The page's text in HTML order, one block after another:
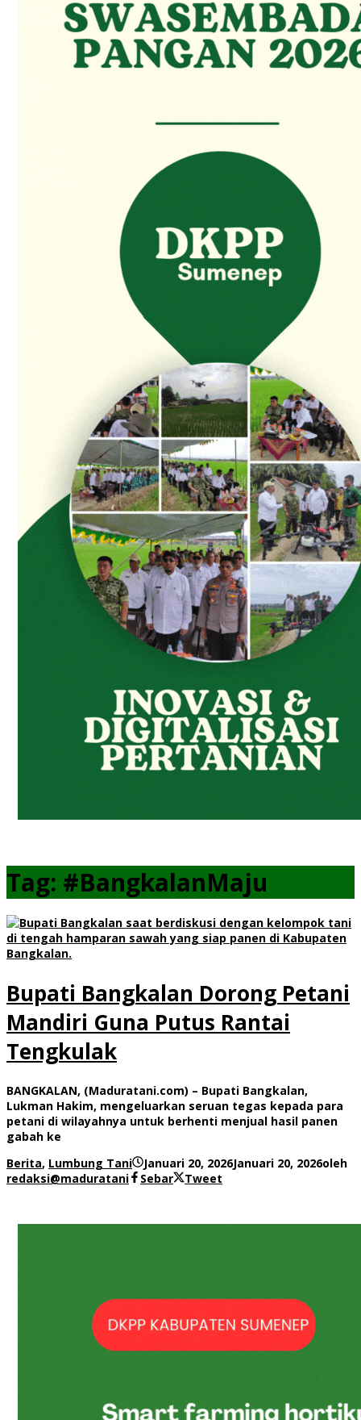
Tag: #BangkalanMaju
Bupati Bangkalan Dorong Petani
Mandiri Guna Putus Rantai
Tengkulak
BANGKALAN, (Maduratani.com) – Bupati Bangkalan,
Lukman Hakim, mengeluarkan seruan tegas kepada para
petani di wilayahnya untuk berhenti menjual hasil panen
gabah ke
Berita, Lumbung Tani Januari 20, 2026Januari 20, 2026oleh
redaksi@maduratani
Sebar Tweet